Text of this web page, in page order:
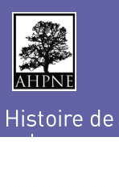
Histoire
nature